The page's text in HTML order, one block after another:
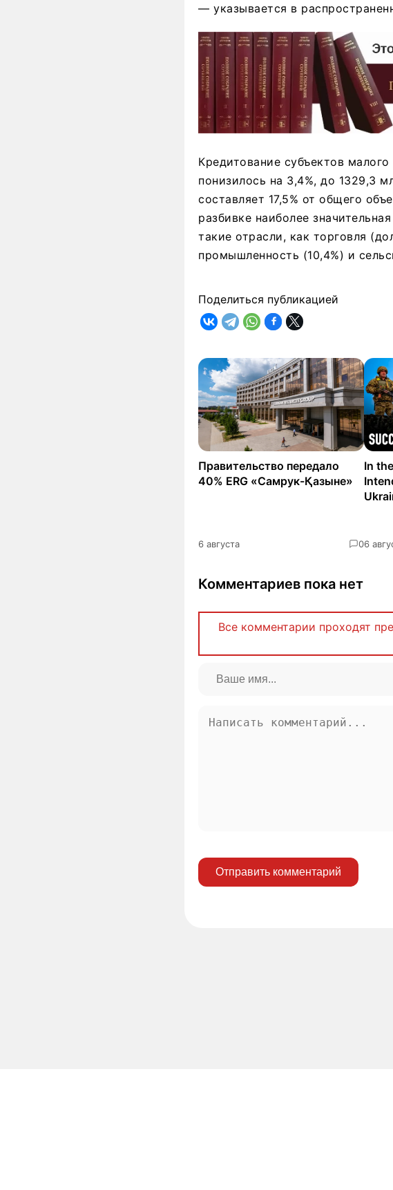
— указывается в
Кредитование субъектов
понизилось на 3,4%, до 1329,3
составляет 17,5% от общего
разбивке наиболее
такие отрасли, как торговля
промышленность (10,4%) и
Поделиться публикацией
Правительство передало
40% ERG «Самрук-Қазыне»
6 августа 0
In
6
Комментариев пока нет
Все комментарии проходят
Отправить комментарий